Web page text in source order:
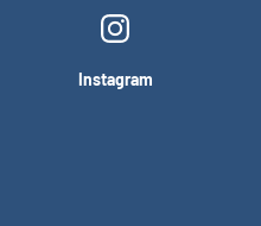
Instagram